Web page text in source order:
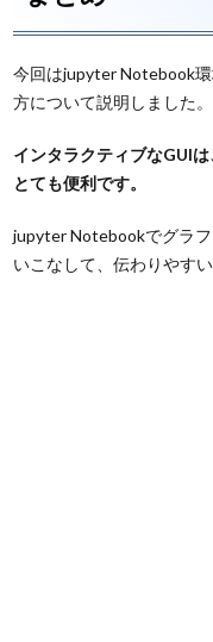
今回はjupyter Notebook
方について説明しました。
インタラクティブなGUI
とても便利です。
jupyter Notebookでグラ
いこなして、伝わりやす